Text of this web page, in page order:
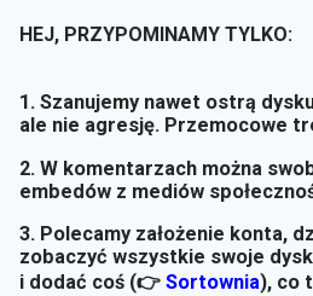
HEJ, PRZYPOMINAMY TYLKO:
1. Szanujemy nawet ostrą
ale nie agresję. Przemocowe
2. W komentarzach można
embedów z mediów
3. Polecamy założenie konta,
zobaczyć wszystkie swoje
i dodać coś (👉 Sortownia), co